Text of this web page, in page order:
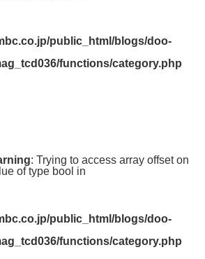
public_html/blogs/doo-
functions/category.php
: Trying to access array offset on
of type bool in
public_html/blogs/doo-
functions/category.php